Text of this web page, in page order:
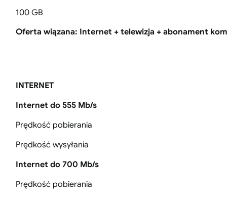
100 GB
Oferta wiązana: Internet + telewizja + abonament
INTERNET
Internet do 555 Mb/s
Prędkość pobierania
Prędkość wysyłania
Internet do 700 Mb/s
Prędkość pobierania